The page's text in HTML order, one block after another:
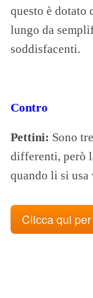
questo è dotato
lungo da
soddisfacenti.
Contro
Pettini: Sono
differenti, però
quando li si
Clicca qui